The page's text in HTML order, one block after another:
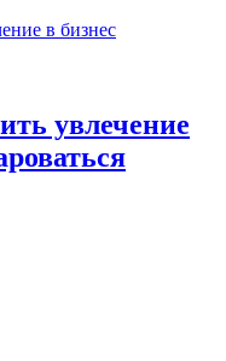
увлечение